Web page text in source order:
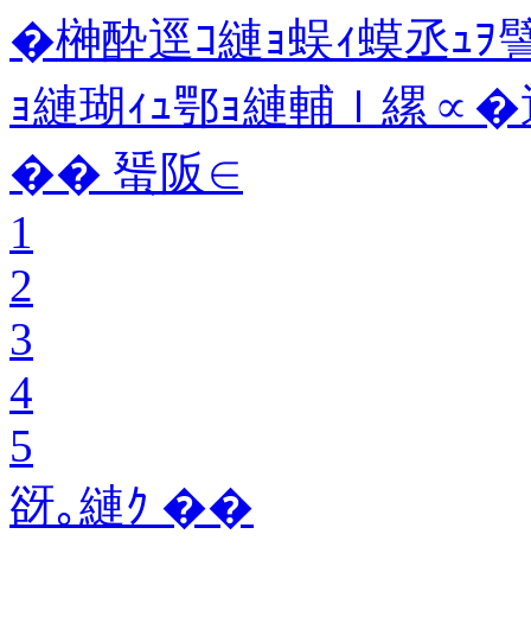
�榊酔逕ｺ縺ｮ蜈ｨ蟆丞ｭｦ
ｮ縺瑚ｨｭ鄂ｮ縺輔ｌ縲
�� 蜑阪∈
1
2
3
4
5
谺｡縺ｸ ��